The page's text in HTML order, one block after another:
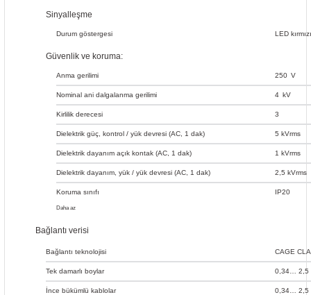
Sinyalleşme
Durum göstergesi LED kırmızı
Güvenlik ve koruma:
Anma gerilimi 250 V
Nominal ani dalgalanma gerilimi 4 kV
Kirlilik derecesi 3
Dielektrik güç, kontrol / yük devresi (AC, 1 dak) 5 kVrms
Dielektrik dayanım açık kontak (AC, 1 dak) 1 kVrms
Dielektrik dayanım, yük / yük devresi (AC, 1 dak) 2,5 kVrms
Koruma sınıfı IP20
Daha az
Bağlantı verisi
Bağlantı teknolojisi CAGE
Tek damarlı boylar 0,34… 2,5
İnce bükümlü kablolar 0,34… 2,5